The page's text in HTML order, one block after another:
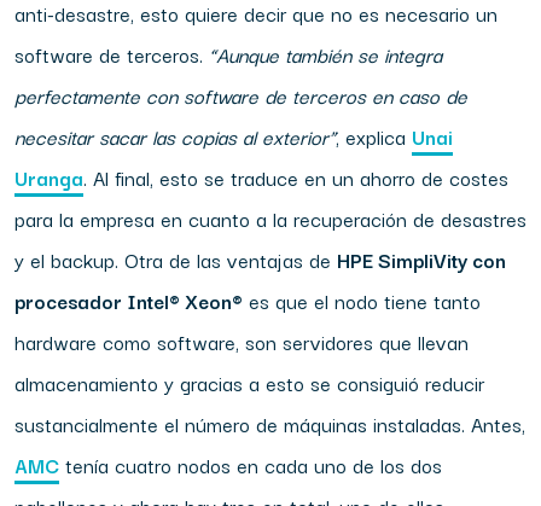
anti-desastre, esto quiere decir que no es necesario un
software de terceros. “Aunque tambiénse integra
perfectamente con software de terceros en caso de
necesitar sacarlascopiasalexterior”, explica Unai
Uranga. Al final, esto se traduce en un ahorro de costes
para la empresa en cuanto a la recuperación de desastres
y el backup. Otra de las ventajas de HPE SimpliVity con
procesador Intel® Xeon® es que el nodo tiene tanto
hardware como software, son servidores que llevan
almacenamiento y gracias a esto se consiguió reducir
sustancialmente el número de máquinas instaladas. Antes,
AMCtenía cuatro nodos en cada uno de los dos